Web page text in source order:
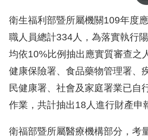
衛生福利部暨所屬機關109年度
職人員總計334人，為落實執行
均依10%比例抽出應實質審查之
健康保險署、食品藥物管理署、
民健康署、社會及家庭署業已自
作業，共計抽出18人進行財產申
衛福部暨所屬醫療機構部分，考